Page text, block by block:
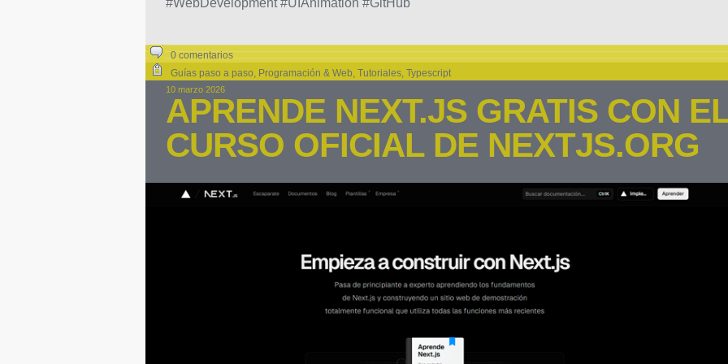
#WebDevelopment #UIAnimation #GitHub
0 comentarios
Guías paso a paso, Programación & Web, Tutoriales, Typescript
10 marzo 2026
APRENDE NEXT.JS GRATIS CON
CURSO OFICIAL DE NEXTJS.ORG